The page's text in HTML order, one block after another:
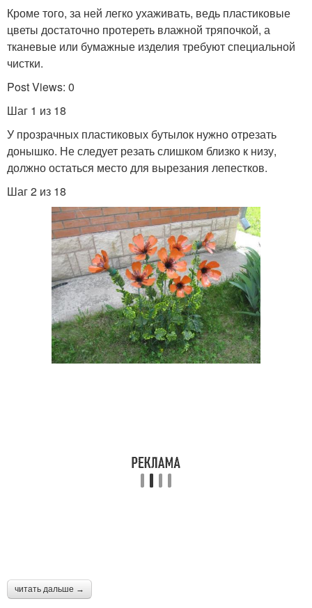
Кроме того, за ней легко ухаживать, ведь пластиковые
цветы достаточно протереть влажной тряпочкой, а
тканевые или бумажные изделия требуют специальной
чистки.
Post Views: 0
Шаг 1 из 18
У прозрачных пластиковых бутылок нужно отрезать
донышко. Не следует резать слишком близко к низу,
должно остаться место для вырезания лепестков.
Шаг 2 из 18
читать дальше →